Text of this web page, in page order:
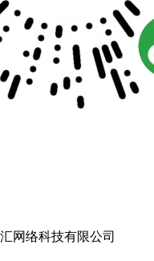
网络科技有限公司